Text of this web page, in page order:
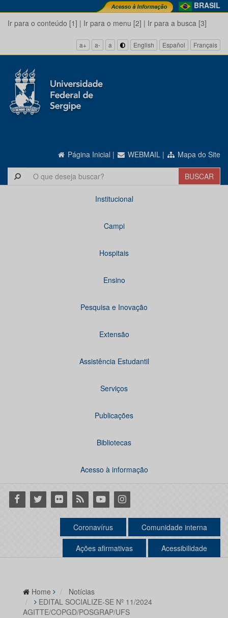
BRASIL
Ir para o conteúdo [1] | Ir para o menu [2] | Ir para a busca [3]
a+ a- a English Español Français
Página Inicial | WEBMAIL | Mapa do Site
Institucional
Campi
Hospitais
Ensino
Pesquisa e Inovação
Extensão
Assistência Estudantil
Serviços
Publicações
Bibliotecas
Acesso à informação
Facebook
Twitter Flickr RSS YoutubeInstagram
Coronavírus Comunidade interna
Ações afirmativas Acessibilidade
Home
Notícias
EDITAL SOCIALIZE-SE Nº 11/2024
AGITTE/COPGD/POSGRAP/UFS